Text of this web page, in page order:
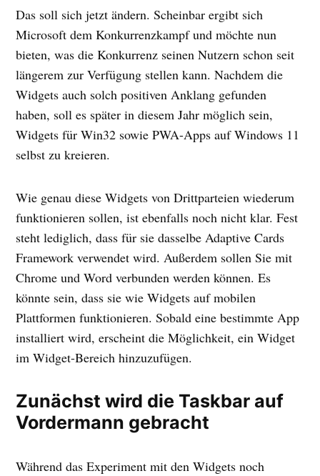
Das soll sich jetzt ändern. Scheinbar ergibt sich
Microsoft dem Konkurrenzkampf und möchte nun
bieten, was die Konkurrenz seinen Nutzern schon seit
längerem zur Verfügung stellen kann. Nachdem die
Widgets auch solch positiven Anklang gefunden
haben, soll es später in diesem Jahr möglich sein,
Widgets für Win32 sowie PWA-Apps auf Windows 11
selbst zu kreieren.
Wie genau diese Widgets von Drittparteien wiederum
funktionieren sollen, ist ebenfalls noch nicht klar. Fest
steht lediglich, dass für sie dasselbe Adaptive Cards
Framework verwendet wird. Außerdem sollen Sie mit
Chrome und Word verbunden werden können. Es
könnte sein, dass sie wie Widgets auf mobilen
Plattformen funktionieren. Sobald eine bestimmte App
installiert wird, erscheint die Möglichkeit, ein Widget
im Widget-Bereich hinzuzufügen.
Zunächst wird die Taskbar auf
Vordermann gebracht
Während das Experiment mit den Widgets noch